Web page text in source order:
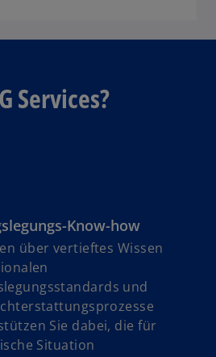
Services?
Know-how
über vertieftes Wissen
und
Sie dabei, die für
Situation